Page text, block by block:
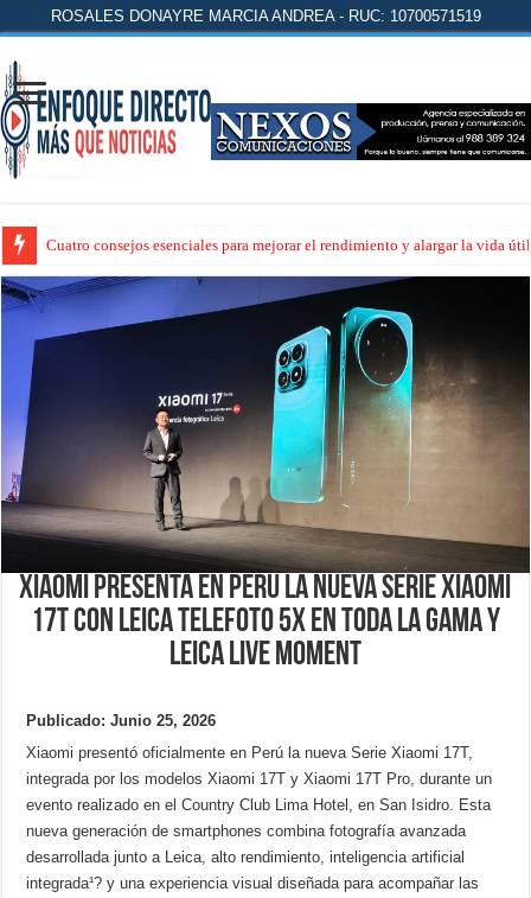
ROSALES DONAYRE MARCIA ANDREA - RUC: 10700571519
Cuatro consejos esenciales para mejorar el rendimiento y alargar la vida
Xiaomi presenta en Perú la nueva Serie Xiaomi
17T con Leica telefoto 5x en toda la gama y
Leica Live Moment
Publicado: Junio 25, 2026
Xiaomi presentó oficialmente en Perú la nueva Serie Xiaomi 17T,
integrada por los modelos Xiaomi 17T y Xiaomi 17T Pro, durante un
evento realizado en el Country Club Lima Hotel, en San Isidro. Esta
nueva generación de smartphones combina fotografía avanzada
desarrollada junto a Leica, alto rendimiento, inteligencia artificial
integrada¹? y una experiencia visual diseñada para acompañar las